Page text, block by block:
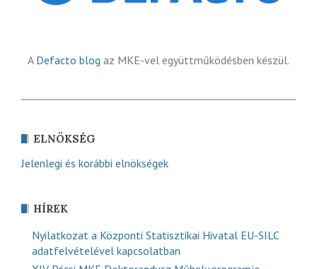
A Defacto blog az MKE-vel együttműködésben készül.
ELNÖKSÉG
Jelenlegi és korábbi elnökségek
HÍREK
Nyilatkozat a Központi Statisztikai Hivatal EU-SILC
adatfelvételével kapcsolatban